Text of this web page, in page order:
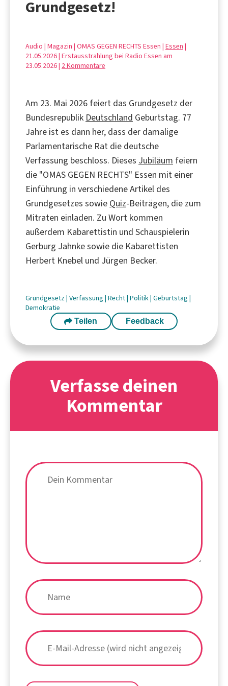
Grundgesetz!
Audio | Magazin | OMAS GEGEN RECHTS Essen | Essen |
21.05.2026 | Erstausstrahlung bei Radio Essen am
23.05.2026 | 2 Kommentare
Am 23. Mai 2026 feiert das Grundgesetz der
Bundesrepublik Deutschland Geburtstag. 77
Jahre ist es dann her, dass der damalige
Parlamentarische Rat die deutsche
Verfassung beschloss. Dieses Jubiläum feiern
die "OMAS GEGEN RECHTS" Essen mit einer
Einführung in verschiedene Artikel des
Grundgesetzes sowie Quiz-Beiträgen, die zum
Mitraten einladen. Zu Wort kommen
außerdem Kabarettistin und Schauspielerin
Gerburg Jahnke sowie die Kabarettisten
Herbert Knebel und Jürgen Becker.
Grundgesetz| Verfassung | Recht| Politik| Geburtstag |
Demokratie
Teilen Feedback
Verfasse deinen
Kommentar